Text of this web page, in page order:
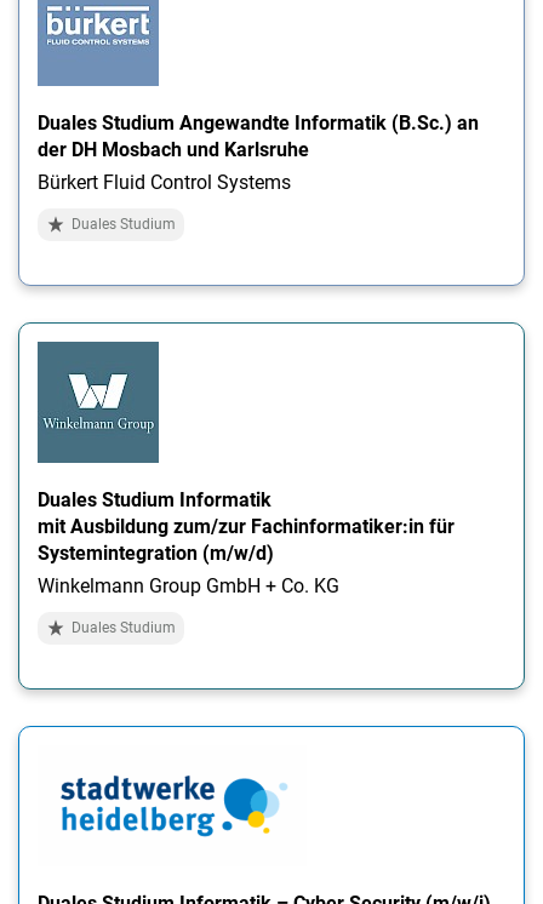
Duales Studium Angewandte Informatik (B.Sc.) an
der DH Mosbach und Karlsruhe
Bürkert Fluid Control Systems
Duales Studium
Duales Studium Informatik
mit Ausbildung zum/zur Fachinformatiker:in für
Systemintegration (m/w/d)
Winkelmann Group GmbH + Co. KG
Duales Studium